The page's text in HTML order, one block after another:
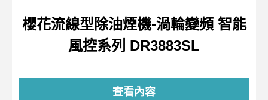
櫻花流線型除油煙機-渦輪變頻 智能
風控系列 DR3883SL
查看內容